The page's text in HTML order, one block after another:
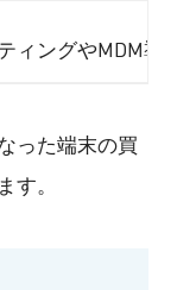
ィングやMDM導
った端末の買
す。